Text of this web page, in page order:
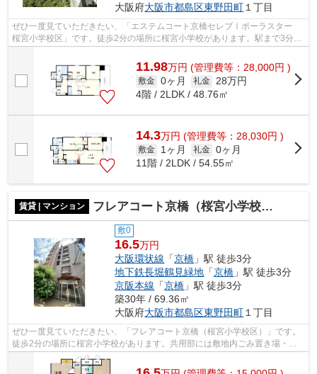
大阪府大阪市都島区東野田町 １丁目
ぜひ一度見ていただきたい、「エステムコート京橋セレブⅠポーラスター
桜宮小学校区」です。徒歩2分の場所に桜宮小学校があります。駅まで3分
と、駅近でアクセスも良好な物件です。眺...
11.98万円 (管理費等：28,000円 )
敷金 0ヶ月 礼金 28万円
4階 / 2LDK / 48.76㎡
14.3万円 (管理費等：28,030円 )
敷金 1ヶ月 礼金 0ヶ月
11階 / 2LDK / 54.55㎡
賃貸 | マンション フレアコート京橋（桜宮小学校区）
敷0
16.5万円
大阪環状線 「京橋 」駅 徒歩3分
地下鉄長堀鶴見緑地 「京橋 」駅 徒歩3分
京阪本線 「京橋 」駅 徒歩3分
築30年 / 69.36㎡
大阪府大阪市都島区東野田町１丁目
ぜひ一度見ていただきたい、「フレアコート京橋（桜宮小学校区）」です。
徒歩2分の場所に桜宮小学校があります。共用部には敷地内ごみ置き場・エ
レベータなど様々な設備やサービスが揃...